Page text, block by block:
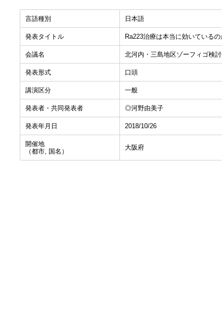
言語種別 日本語
発表タイトル Ra223治療は本当に効いている
会議名 北河内・三島地区ゾーフィゴ検
発表形式 口頭
講演区分 一般
発表者・共同発表者 ◎河野由美子
発表年月日 2018/10/26
開催地
（都市, 国名）
大阪府